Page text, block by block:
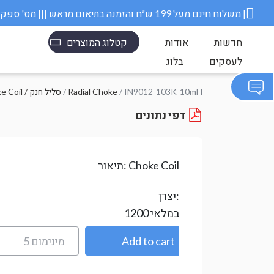
משלוח חינם מעל 199 ש״ח והזמנה בתיאום מראש ||| מס' ספק משרד הבטחון 11006845 |
קטלוג המוצרים אודות
חדשות
בלוג
לעסקים
Choke Coil / סליל חנק / Radial Choke/ IN9012-103K-10mH
תיאור: Choke Coil
יצרן:
1200במלאי